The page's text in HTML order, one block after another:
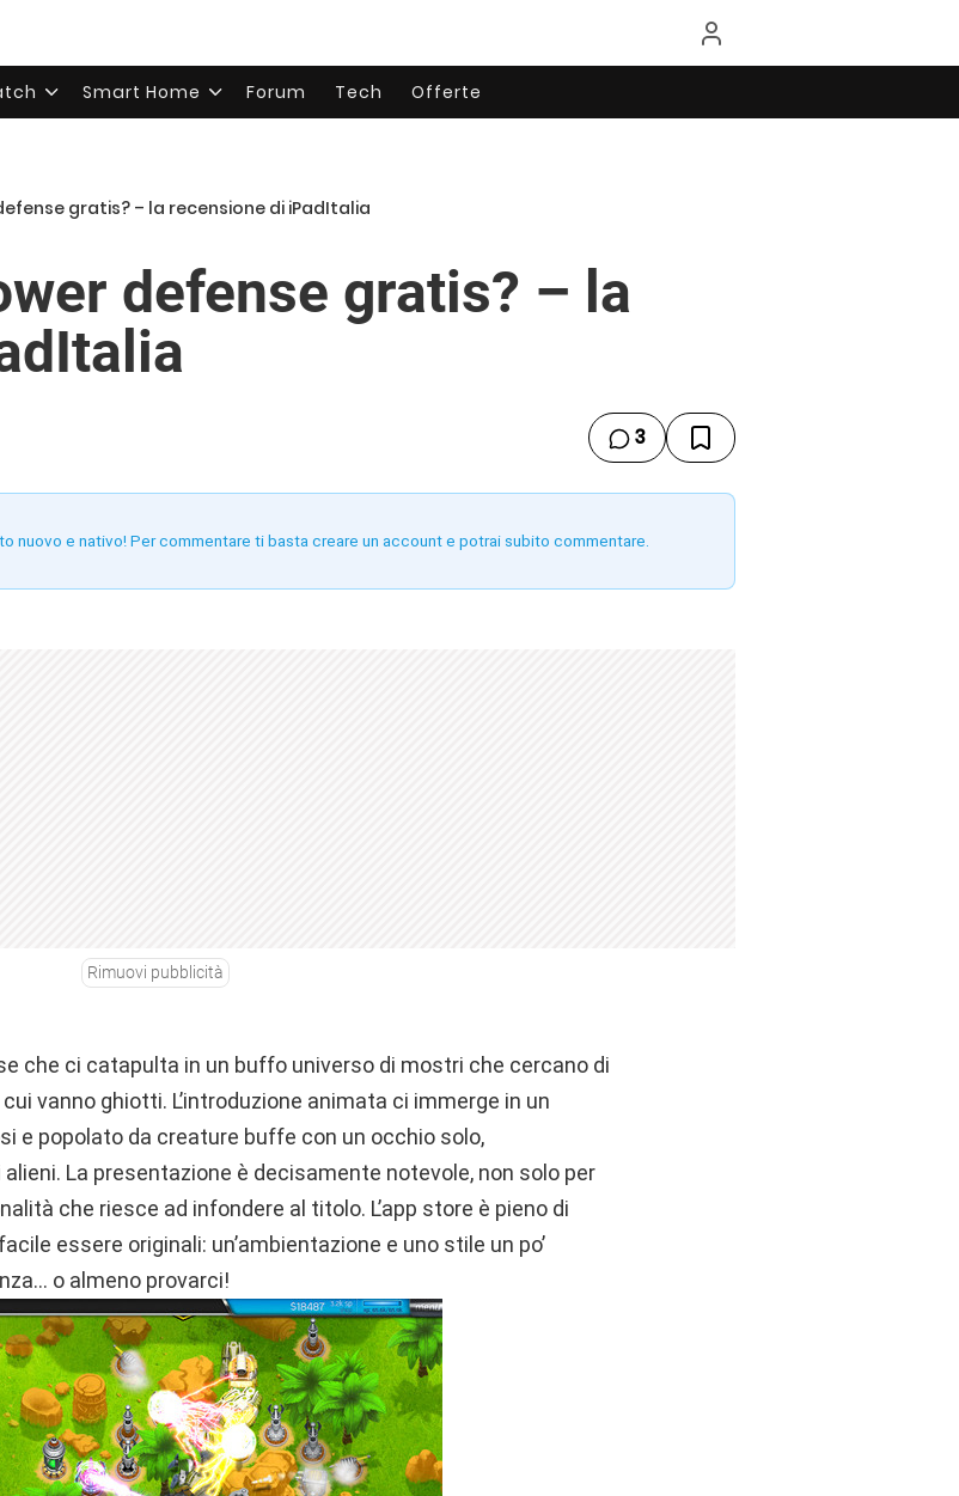
Smart Home Forum Tech Offerte
gratis? – la recensione di iPadItalia
defense gratis? – la
3
nuovo e nativo! Per commentare ti basta creare un account e potrai subito commentare.
Rimuovi pubblicità
che ci catapulta in un buffo universo di mostri che cercano di
vanno ghiotti. L’introduzione animata ci immerge in un
e popolato da creature buffe con un occhio solo,
La presentazione è decisamente notevole, non solo per
che riesce ad infondere al titolo. L’app store è pieno di
essere originali: un’ambientazione e uno stile un po’
o almeno provarci!